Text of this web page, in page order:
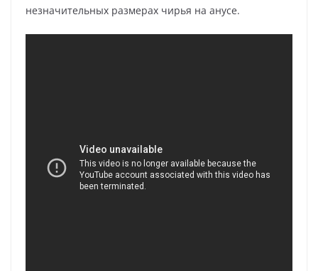
незначительных размерах чирья на анусе.